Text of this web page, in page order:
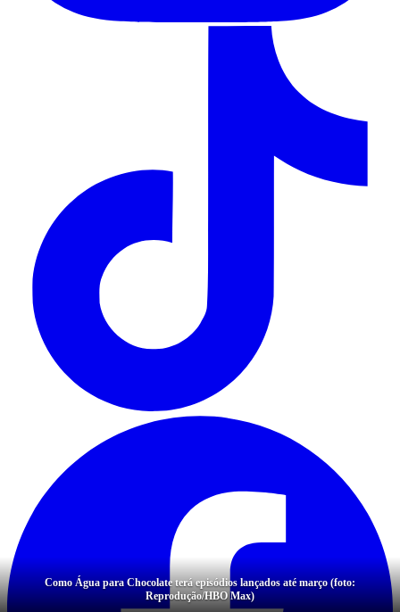
Como Água para Chocolate terá episódios lançados até março (foto:
Reprodução/HBO Max)